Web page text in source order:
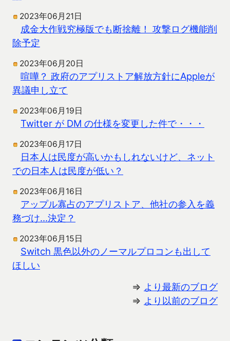
2023年06月21日
成金大作戦究極版でも断捨離！ 攻撃ログ機能削
除予定
2023年06月20日
喧嘩？ 政府のアプリストア解放方針にAppleが
異議申し立て
2023年06月19日
Twitter が DM の仕様を変更した件で・・・
2023年06月17日
日本人は民度が高いかもしれないけど、ネット
での日本人は民度が低い？
2023年06月16日
アップル寡占のアプリストア、他社の参入を義
務づけ…決定？
2023年06月15日
Switch 黒色以外のノーマルプロコンも出して
ほしい
⇒ より最新のブログ
⇒ より以前のブログ